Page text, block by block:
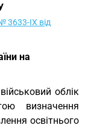
3633-IX від
на
облік
визначення
освітнього